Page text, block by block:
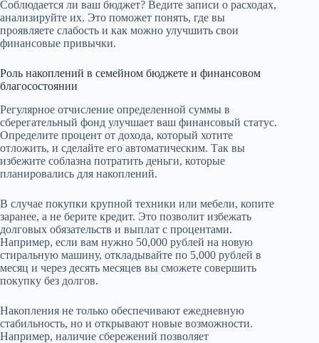
Соблюдается ли ваш бюджет? Ведите записи о расходах,
анализируйте их. Это поможет понять, где вы
проявляете слабость и как можно улучшить свои
финансовые привычки.
Роль накоплений в семейном бюджете и финансовом
благосостоянии
Регулярное отчисление определенной суммы в
сберегательный фонд улучшает ваш финансовый статус.
Определите процент от дохода, который хотите
отложить, и сделайте его автоматическим. Так вы
избежите соблазна потратить деньги, которые
планировались для накоплений.
В случае покупки крупной техники или мебели, копите
заранее, а не берите кредит. Это позволит избежать
долговых обязательств и выплат с процентами.
Например, если вам нужно 50,000 рублей на новую
стиральную машину, откладывайте по 5,000 рублей в
месяц и через десять месяцев вы сможете совершить
покупку без долгов.
Накопления не только обеспечивают ежедневную
стабильность, но и открывают новые возможности.
Например, наличие сбережений позволяет